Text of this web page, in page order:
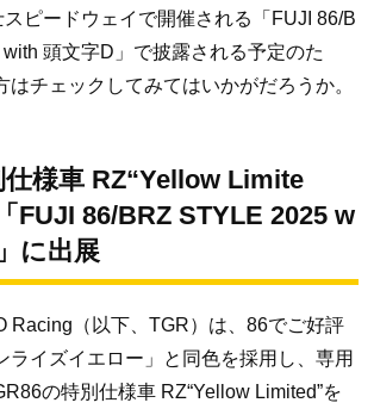
ピードウェイで開催される「FUJI 86/B
頭文字D」で披露される予定のた
はチェックしてみてはいかがだろうか。
仕様車 RZ“Yellow Limite
86/BRZ STYLE 2025 w
に出展
Racing（以下、TGR）は、86でご好評
ライズイエロー」と同色を採用し、専用
の特別仕様車 RZ“Yellow Limited”を